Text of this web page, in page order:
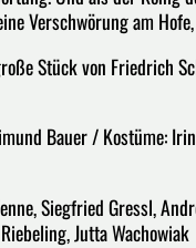
Verschwörung am
Stück von Friedrich
Bauer / Kostüme:
Siegfried Gressl,
Jutta Wachowiak